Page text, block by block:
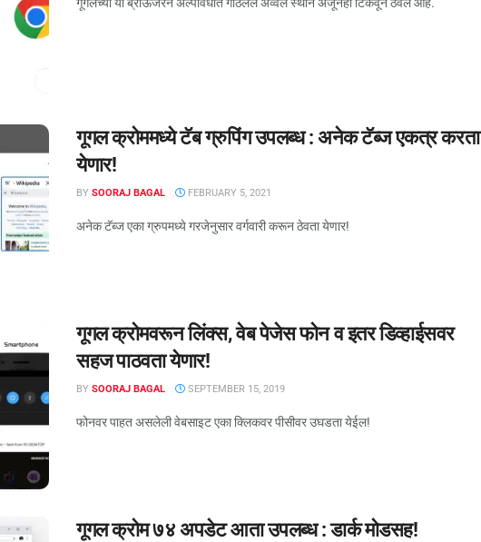
गूगल क्रोममध्ये टॅब ग्रुपिंग उपलब्ध : अनेक टॅब्ज एकत्र करता
येणार!
BY SOORAJ BAGAL FEBRUARY 5, 2021
अनेक टॅब्ज एका ग्रुपमध्ये गरजेनुसार वर्गवारी करून ठेवता येणार!
गूगल क्रोमवरून लिंक्स, वेब पेजेस फोन व इतर डिव्हाईसवर
सहज पाठवता येणार!
BY SOORAJ BAGAL SEPTEMBER 15, 2019
फोनवर पाहत असलेली वेबसाइट एका क्लिकवर पीसीवर उघडता येईल!
गूगल क्रोम ७४ अपडेट आता उपलब्ध : डार्क मोडसह!